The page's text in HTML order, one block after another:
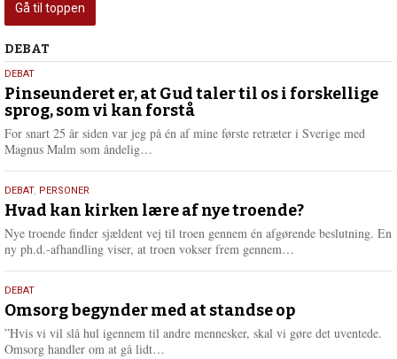
Gå til toppen
Debat
DEBAT
5.
august
2026
DEBAT
Pinseunderet er, at Gud taler til os i forskellige
sprog, som vi kan forstå
For snart 25 år siden var jeg på én af mine første retræter i Sverige med
Magnus Malm som åndelig…
e
r
e
25.
juli
2026
DEBAT, PERSONER
Hvad kan kirken lære af nye troende?
Nye troende finder sjældent vej til troen gennem én afgørende beslutning. En
ny ph.d.-afhandling viser, at troen vokser frem gennem…
e
r
e
9.
juli
2026
DEBAT
Omsorg begynder med at standse op
”Hvis vi vil slå hul igennem til andre mennesker, skal vi gøre det uventede.
Omsorg handler om at gå lidt…